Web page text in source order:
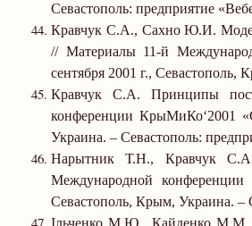
Севастополь: предприятие
Кравчук С.А., Сахно Ю.И.
// Материалы 11-й
сентября 2001 г., Севастополь,
Кравчук С.А. Принципы
конференции КрыМиКо‘2001
Украина. – Севастополь:
Нарытник Т.Н., Кравчук
Международной
Севастополь, Крым, Украина. –
Ільченко М.Ю., Кайденко М.М.,